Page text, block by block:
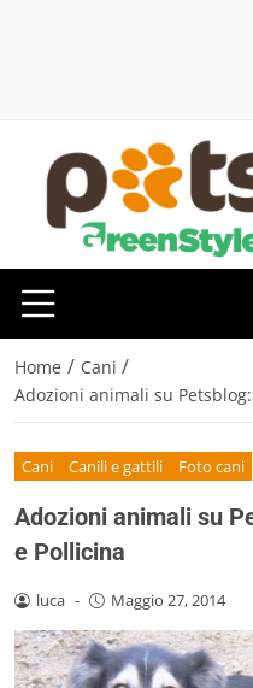
Home / Cani /
Adozioni animali su
Cani Canili e gattili Foto cani
Adozioni animali su
e Pollicina
luca - Maggio 27, 2014